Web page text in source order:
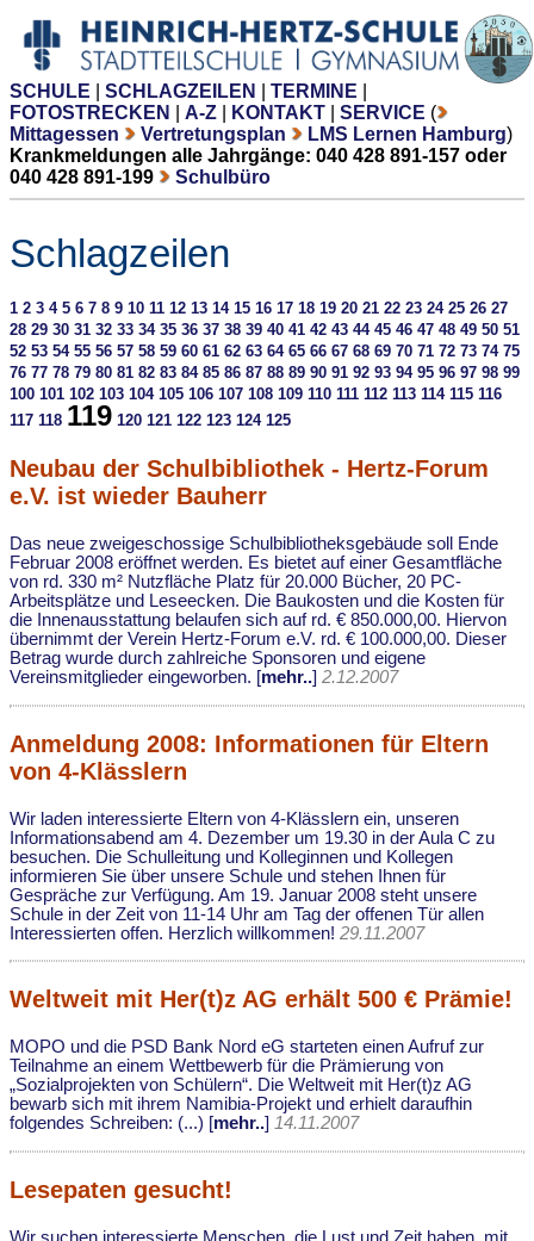
SCHULE SCHLAGZEILEN TERMINE
FOTOSTRECKEN
A-Z KONTAKT SERVICE (
Mittagessen
Vertretungsplan LMS Lernen Hamburg)
Krankmeldungen alle Jahrgänge: 040 428 891-157 oder
040 428 891-199
Schulbüro
Schlagzeilen
1 2 3 4 5 6 7 8 9 10 11 12 13 14 15 16 17 18 19 20 21 22 23 24 25 26 27
28 29 30 31 32 33 34 35 36 37 38 39 40 41 42 43 44 45 46 47 48 49 50 51
52 53 54 55 56 57 58 59 60 61 62 63 64 65 66 67 68 69 70 71 72 73 74 75
76 77 78 79 80 81 82 83 84 85 86 87 88 89 90 91 92 93 94 95 96 97 98 99
100 101 102 103 104 105 106 107 108 109 110 111 112 113 114 115 116
117 118 119 120 121 122 123 124 125
Neubau der Schulbibliothek - Hertz-Forum
e.V. ist wieder Bauherr
Das neue zweigeschossige Schulbibliotheksgebäude soll Ende
Februar 2008 eröffnet werden. Es bietet auf einer Gesamtfläche
von rd. 330 m² Nutzfläche Platz für 20.000 Bücher, 20 PC-
Arbeitsplätze und Leseecken. Die Baukosten und die Kosten für
die Innenausstattung belaufen sich auf rd. € 850.000,00. Hiervon
übernimmt der Verein Hertz-Forum e.V. rd. € 100.000,00. Dieser
Betrag wurde durch zahlreiche Sponsoren und eigene
Vereinsmitglieder eingeworben. [mehr..] 2.12.2007
Anmeldung 2008: Informationen für Eltern
von 4-Klässlern
Wir laden interessierte Eltern von 4-Klässlern ein, unseren
Informationsabend am 4. Dezember um 19.30 in der Aula C zu
besuchen. Die Schulleitung und Kolleginnen und Kollegen
informieren Sie über unsere Schule und stehen Ihnen für
Gespräche zur Verfügung. Am 19. Januar 2008 steht unsere
Schule in der Zeit von 11-14 Uhr am Tag der offenen Tür allen
Interessierten offen. Herzlich willkommen! 29.11.2007
Weltweit mit Her(t)z AG erhält 500 € Prämie!
MOPO und die PSD Bank Nord eG starteten einen Aufruf zur
Teilnahme an einem Wettbewerb für die Prämierung von
„Sozialprojekten von Schülern“. Die Weltweit mit Her(t)z AG
bewarb sich mit ihrem Namibia-Projekt und erhielt daraufhin
folgendes Schreiben: (...) [mehr..] 14.11.2007
Lesepaten gesucht!